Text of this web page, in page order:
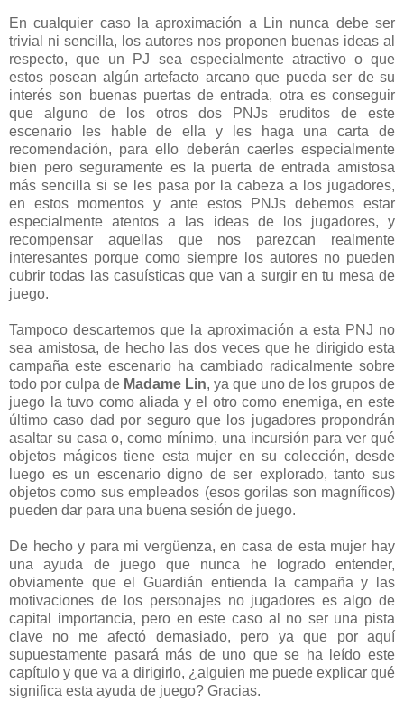
En cualquier caso la aproximación a Lin nunca debe ser
trivial ni sencilla, los autores nos proponen buenas ideas al
respecto, que un PJ sea especialmente atractivo o que
estos posean algún artefacto arcano que pueda ser de su
interés son buenas puertas de entrada, otra es conseguir
que alguno de los otros dos PNJs eruditos de este
escenario les hable de ella y les haga una carta de
recomendación, para ello deberán caerles especialmente
bien pero seguramente es la puerta de entrada amistosa
más sencilla si se les pasa por la cabeza a los jugadores,
en estos momentos y ante estos PNJs debemos estar
especialmente atentos a las ideas de los jugadores, y
recompensar aquellas que nos parezcan realmente
interesantes porque como siempre los autores no pueden
cubrir todas las casuísticas que van a surgir en tu mesa de
juego.
Tampoco descartemos que la aproximación a esta PNJ no
sea amistosa, de hecho las dos veces que he dirigido esta
campaña este escenario ha cambiado radicalmente sobre
todo por culpa de Madame Lin, ya que uno de los grupos de
juego la tuvo como aliada y el otro como enemiga, en este
último caso dad por seguro que los jugadores propondrán
asaltar su casa o, como mínimo, una incursión para ver qué
objetos mágicos tiene esta mujer en su colección, desde
luego es un escenario digno de ser explorado, tanto sus
objetos como sus empleados (esos gorilas son magníficos)
pueden dar para una buena sesión de juego.
De hecho y para mi vergüenza, en casa de esta mujer hay
una ayuda de juego que nunca he logrado entender,
obviamente que el Guardián entienda la campaña y las
motivaciones de los personajes no jugadores es algo de
capital importancia, pero en este caso al no ser una pista
clave no me afectó demasiado, pero ya que por aquí
supuestamente pasará más de uno que se ha leído este
capítulo y que va a dirigirlo, ¿alguien me puede explicar qué
significa esta ayuda de juego? Gracias.